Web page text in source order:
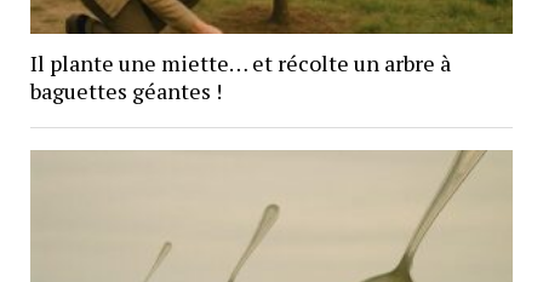
Il plante une miette… et récolte un arbre à
baguettes géantes !